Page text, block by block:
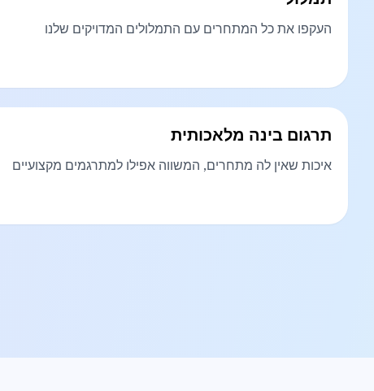
העקפו את כל המתחרים עם התמלולים המדויקים שלנו
תרגום בינה מלאכותית
איכות שאין לה מתחרים, המשווה אפילו למתרגמים מקצועיים